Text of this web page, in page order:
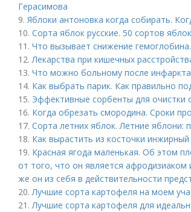
Герасимова
9. Яблоки антоновка когда собирать.
10. Сорта яблок русские. 50 сортов
11. Что вызывает снижение
12.Лекарства при кишечных
13. Что можно больному после
14. Как выбрать парик. Как правильно
15. Эффективные сорбенты для очистки
16. Когда обрезать смородина. Сроки
17. Сорта летних яблок. Летние яблони:
18. Как вырастить из косточки
19. Красная ягода маленькая. Об этом
от того, что он является
же он из себя в действительности
20.Лучшие сорта картофеля на моем
21.Лучшие сорта картофеля для